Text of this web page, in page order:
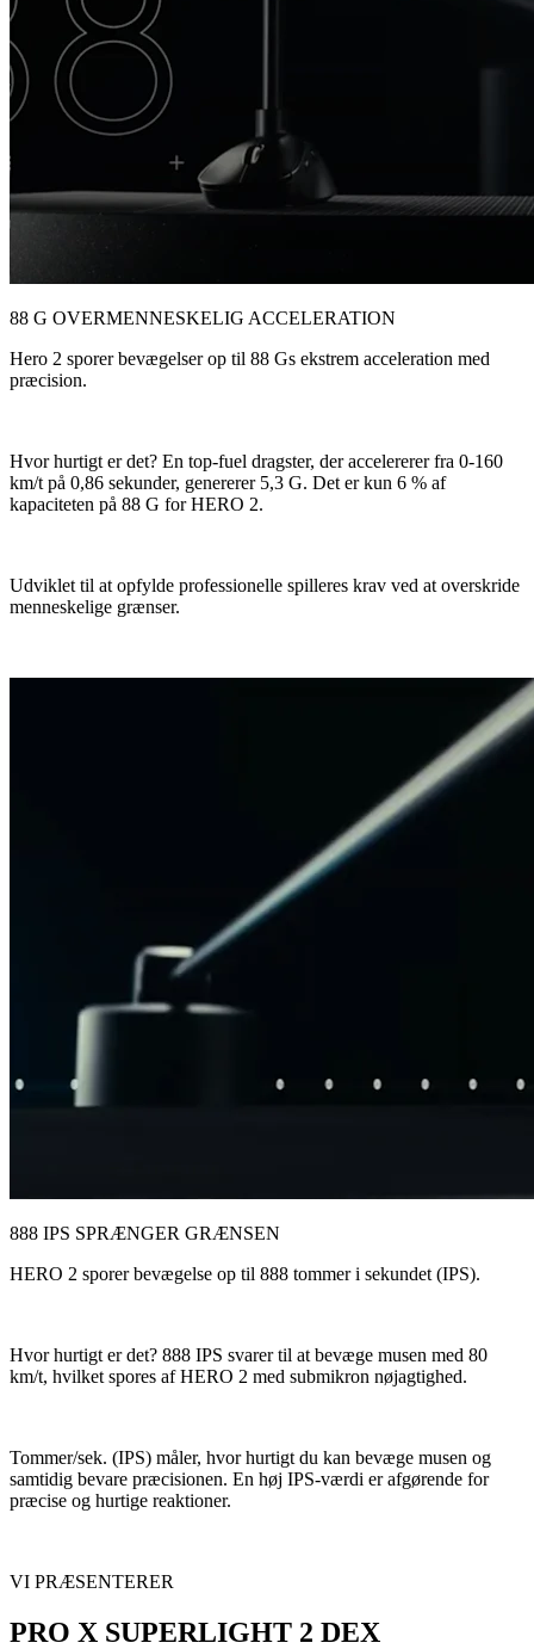
88 G OVERMENNESKELIG ACCELERATION
Hero 2 sporer bevægelser op til 88 Gs ekstrem acceleration med
præcision.
Hvor hurtigt er det? En top-fuel dragster, der accelererer fra 0-160
km/t på 0,86 sekunder, genererer 5,3 G. Det er kun 6 % af
kapaciteten på 88 G for HERO 2.
Udviklet til at opfylde professionelle spilleres krav ved at overskride
menneskelige grænser.
888 IPS SPRÆNGER GRÆNSEN
HERO 2 sporer bevægelse op til 888 tommer i sekundet (IPS).
Hvor hurtigt er det? 888 IPS svarer til at bevæge musen med 80
km/t, hvilket spores af HERO 2 med submikron nøjagtighed.
Tommer/sek. (IPS) måler, hvor hurtigt du kan bevæge musen og
samtidig bevare præcisionen. En høj IPS-værdi er afgørende for
præcise og hurtige reaktioner.
VI PRÆSENTERER
PRO X SUPERLIGHT 2 DEX